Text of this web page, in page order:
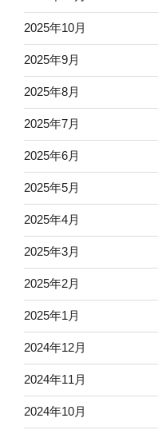
2025年10月
2025年9月
2025年8月
2025年7月
2025年6月
2025年5月
2025年4月
2025年3月
2025年2月
2025年1月
2024年12月
2024年11月
2024年10月